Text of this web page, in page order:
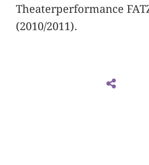
Theaterperformance
(2010/2011).